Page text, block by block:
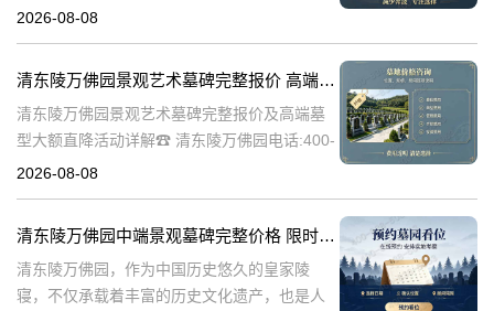
陵万佛园电话:400-838-5063清东陵万佛园，作
2026-08-08
清东陵万佛园景观艺术墓碑完整报价 高端墓型大额直降活动详解
清东陵万佛园景观艺术墓碑完整报价及高端墓
型大额直降活动详解☎ 清东陵万佛园电话:400-
838-5063清东陵万佛园，作为中国历史悠久的
2026-08-08
清东陵万佛园中端景观墓碑完整价格 限时减免多年管理费详解
清东陵万佛园，作为中国历史悠久的皇家陵
寝，不仅承载着丰富的历史文化遗产，也是人